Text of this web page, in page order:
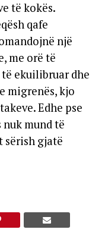
të kokës.
qafe
një
me orë të
ekuilibruar dhe
migrenës, kjo
Edhe pse
nuk mund të
sërish gjatë